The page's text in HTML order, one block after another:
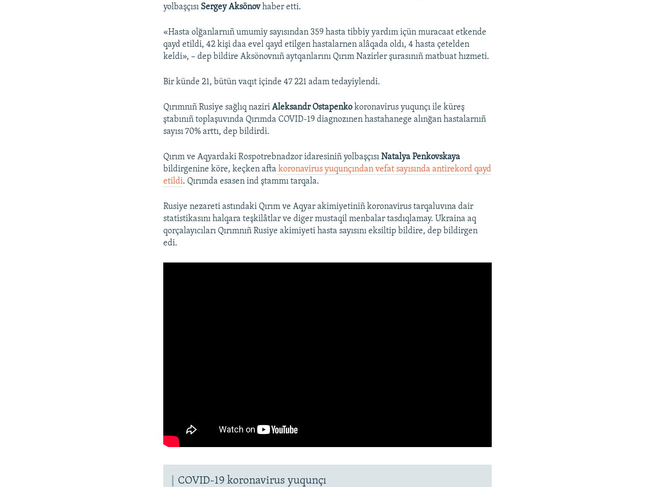
yolbaşçısı Sergey Aksönovhaber etti.​
«Hasta olğanlarnıñ umumiy sayısından 359 hasta tibbiy yardım içün muracaat etkende
qayd etildi, 42 kişi daa evel qayd etilgen hastalarnen alâqada oldı, 4 hasta çetelden
keldi», – dep bildire Aksönovnıñ aytqanlarını Qırım Nazirler şurasınıñ matbuat hızmeti.
Bir künde 21, bütün vaqıt içinde 47 221 adam tedayiylendi.
Qırımnıñ Rusiye sağlıq naziriAleksandr Ostapenko koronavirus yuqunçı ile küreş
ştabınıñ toplaşuvında Qırımda COVID-19 diagnozınen hastahanege alınğan hastalarnıñ
sayısı 70% arttı, dep bildirdi.
Qırım ve Aqyardaki Rospotrebnadzor idaresiniñ yolbaşçısıNatalya Penkovskaya
bildirgenine köre, keçken afta koronavirus yuqunçından vefat sayısında antirekord qayd
etildi. Qırımda esasen ind ştammı tarqala.
Rusiye nezareti astındaki Qırım ve Aqyar akimiyetiniñ koronavirus tarqaluvına dair
statistikasını halqara teşkilâtlar ve diger mustaqil menbalar tasdıqlamay. Ukraina aq
qorçalayıcıları Qırımnıñ Rusiye akimiyeti hasta sayısını eksiltip bildire, dep bildirgen
edi.
COVID-19 koronavirus yuqunçı